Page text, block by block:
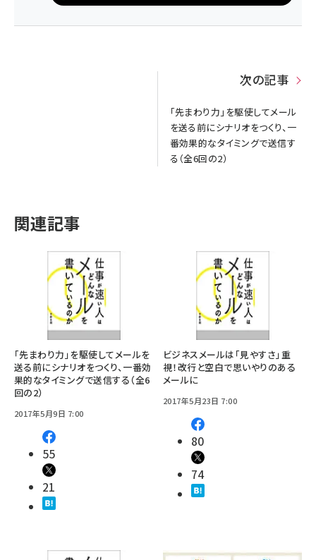
次の記事
「先まわり力」を駆使してメール
を送る前にシナリオをつくり、一
番効果的なタイミングで送信す
る（全6回の2）
関連記事
「先まわり力」を駆使してメールを
送る前にシナリオをつくり、一番効
果的なタイミングで送信する（全6
回の2）
2017年5月9日 7:00
55
21
ビジネスメールは「見やすさ」重
視！改行と空白で思いやりのある
メールに
2017年5月23日 7:00
80
74